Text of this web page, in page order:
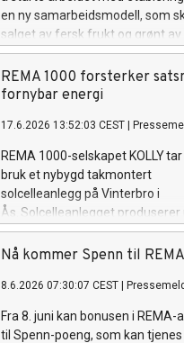
en ny samarbeidsmodell, som
salget av fersk frukt og grønt av
kvalitet og lave priser for
REMA 1000 forsterker
fornybar energi
17.6.2026 13:52:03 CEST
REMA 1000-selskapet KOLLY tar
bruk et nybygd takmontert
solcelleanlegg på Vinterbro i
Ås. Solcelleanlegget
650 000 kWh fornybar energi
Sammen med energieffektiv
energibruk gir tiltakene en
kWh i året.
Nå kommer Spenn til
8.6.2026 07:30:07 CEST
Fra 8. juni kan bonusen i REMA-
til Spenn-poeng, som kan tjenes